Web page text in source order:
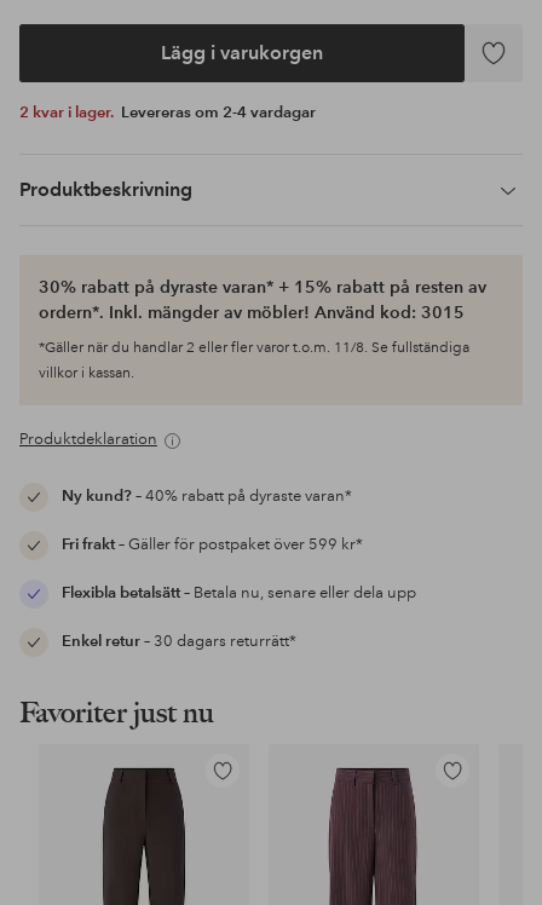
Lägg i varukorgen
Lägg
2 kvar i lager. Levereras om 2-4 vardagar
Produktbeskrivning
30% rabatt på dyraste varan* + 15% rabatt på resten av
ordern*. Inkl. mängder av möbler! Använd kod: 3015
*Gäller när du handlar 2 eller fler varor t.o.m. 11/8. Se fullständiga
villkor i kassan.
Produktdeklaration
Ny kund?– 40% rabatt på dyraste varan*
Fri frakt– Gäller för postpaket över 599 kr*
Flexibla betalsätt– Betala nu, senare eller dela upp
Enkel retur– 30 dagars returrätt*
Favoriter just nu
Lägg
Lägg